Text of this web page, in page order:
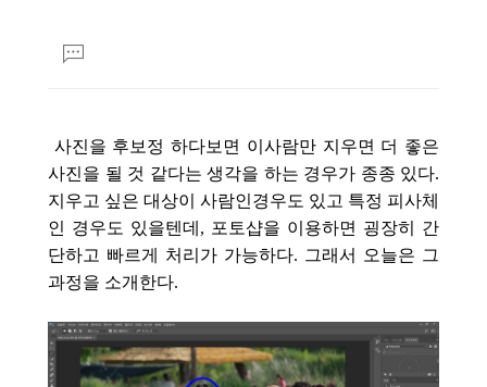
댓
글
사진을 후보정 하다보면 이사람만 지우면 더 좋은
사진을 될 것 같다는 생각을 하는 경우가 종종 있다.
지우고 싶은 대상이 사람인경우도 있고 특정 피사체
인 경우도 있을텐데, 포토샵을 이용하면 굉장히 간
단하고 빠르게 처리가 가능하다. 그래서 오늘은 그
과정을 소개한다.